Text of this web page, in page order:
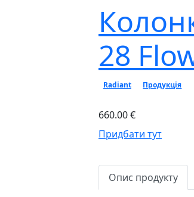
28
Radiant Продукція
660.00 €
Придбати тут
Опис продукту